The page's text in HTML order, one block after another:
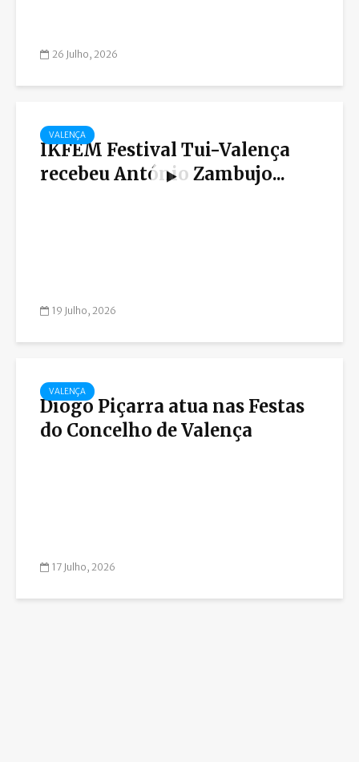
26 Julho, 2026
VALENÇA
IKFEM Festival Tui-Valença
recebeu António Zambujo...
19 Julho, 2026
VALENÇA
Diogo Piçarra atua nas Festas
do Concelho de Valença
17 Julho, 2026